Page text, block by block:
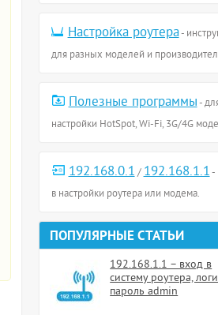
Настройка роутера-
для разных моделей и
Полезные программы-
настройки HotSpot, Wi-Fi, 3G/4G
192.168.0.1 /192.168.1.1-
в настройки роутера или модема.
ПОПУЛЯРНЫЕ СТАТЬИ
192.168.1.1 – вход в
систему роутера,
пароль admin